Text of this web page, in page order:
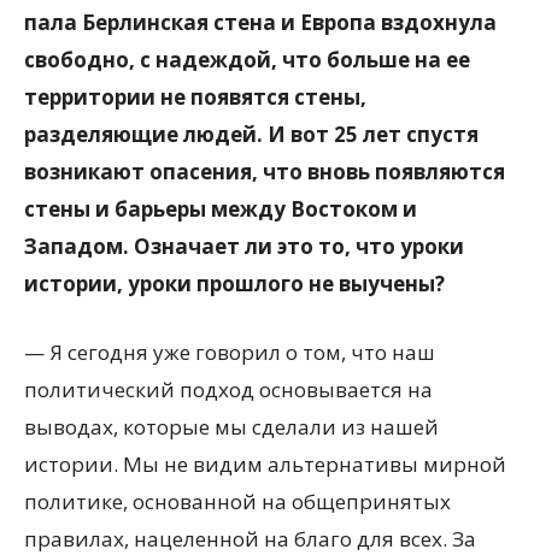
пала Берлинская стена и Европа вздохнула
свободно, с надеждой, что больше на ее
территории не появятся стены,
разделяющие людей. И вот 25 лет спустя
возникают опасения, что вновь появляются
стены и барьеры между Востоком и
Западом. Означает ли это то, что уроки
истории, уроки прошлого не выучены?
— Я сегодня уже говорил о том, что наш
политический подход основывается на
выводах, которые мы сделали из нашей
истории. Мы не видим альтернативы мирной
политике, основанной на общепринятых
правилах, нацеленной на благо для всех. За